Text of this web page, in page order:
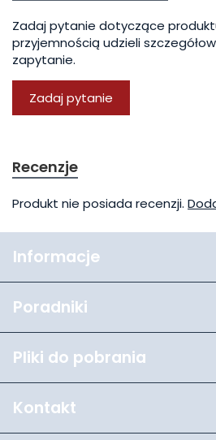
Zadaj pytanie dotyczące
przyjemnością udzieli
zapytanie.
Zadaj pytanie
Recenzje
Produkt nie posiada recenzji.
Informacje
Poradniki
Pliki do pobrania
Kontakt